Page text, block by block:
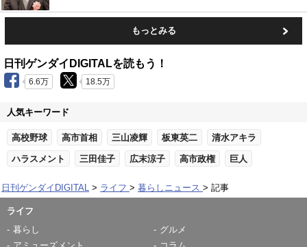
もっとみる
日刊ゲンダイDIGITALを読もう！
6.6万 18.5万
人気キーワード
高校野球 高市首相 三山凌輝 板東英二 清水アキラ
ハラスメント 三田佳子 広末涼子 高市政権 巨人
日刊ゲンダイDIGITAL ライフ 暮らしニュース 記事
ライフ
暮らし
グルメ